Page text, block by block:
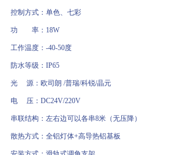
控制方式：单色、七彩
功 率：18W
工作温度：-40-50度
防水等级：IP65
光 源：欧司朗 /普瑞/科锐/晶元
电 压：DC24V/220V
串联结构：左右边可以各串8米（无压降）
散热方式：全铝灯体+高导热铝基板